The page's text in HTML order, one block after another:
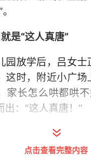
是“这人真唐”
园放学后，吕女士
这时，附近小广场
家长怎么哄都哄
出：“这人真唐！”
纷投来诧异的目光
句话的意思，孩子
点击查看完整内容